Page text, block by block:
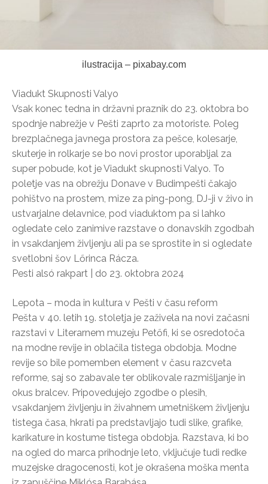
ilustracija – pixabay.com
Viadukt Skupnosti Valyo
Vsak konec tedna in državni praznik do 23. oktobra bo
spodnje nabrežje v Pešti zaprto za motoriste. Poleg
brezplačnega javnega prostora za pešce, kolesarje,
skuterje in rolkarje se bo novi prostor uporabljal za
super pobude, kot je Viadukt skupnosti Valyo. To
poletje vas na obrežju Donave v Budimpešti čakajo
pohištvo na prostem, mize za ping-pong, DJ-ji v živo in
ustvarjalne delavnice, pod viaduktom pa si lahko
ogledate celo zanimive razstave o donavskih zgodbah
in vsakdanjem življenju ali pa se sprostite in si ogledate
svetlobni šov Lőrinca Rácza.
Pesti alsó rakpart | do 23. oktobra 2024
Lepota – moda in kultura v Pešti v času reform
Pešta v 40. letih 19. stoletja je zaživela na novi začasni
razstavi v Literarnem muzeju Petőfi, ki se osredotoča
na modne revije in oblačila tistega obdobja. Modne
revije so bile pomemben element v času razcveta
reforme, saj so zabavale ter oblikovale razmišljanje in
okus bralcev. Pripovedujejo zgodbe o plesih,
vsakdanjem življenju in živahnem umetniškem življenju
tistega časa, hkrati pa predstavljajo tudi slike, grafike,
karikature in kostume tistega obdobja. Razstava, ki bo
na ogled do marca prihodnje leto, vključuje tudi redke
muzejske dragocenosti, kot je okrašena moška menta